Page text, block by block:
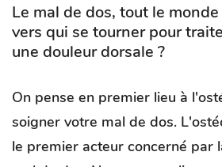
Le mal de dos, tout le
vers qui se tourner pour
une douleur dorsale ?
On pense en premier lieu à
soigner votre mal de dos.
le premier acteur concerné par